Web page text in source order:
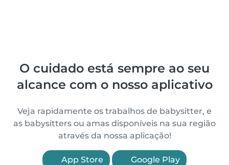
O cuidado está sempre ao seu
alcance com o nosso aplicativo
Veja rapidamente os trabalhos de babysitter, e
as babysitters ou amas disponíveis na sua região
através da nossa aplicação!
App Store Google Play